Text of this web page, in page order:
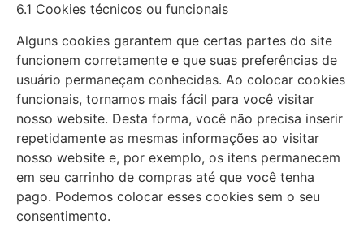
6.1 Cookies técnicos ou funcionais
Alguns cookies garantem que certas partes do site
funcionem corretamente e que suas preferências de
usuário permaneçam conhecidas. Ao colocar cookies
funcionais, tornamos mais fácil para você visitar
nosso website. Desta forma, você não precisa inserir
repetidamente as mesmas informações ao visitar
nosso website e, por exemplo, os itens permanecem
em seu carrinho de compras até que você tenha
pago. Podemos colocar esses cookies sem o seu
consentimento.